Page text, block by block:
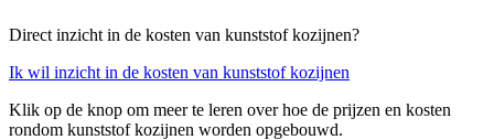
Direct inzicht in de kosten van kunststof kozijnen?
Ik wil inzicht in de kosten van kunststof kozijnen
Klik op de knop om meer te leren over hoe de prijzen en kosten
rondom kunststof kozijnen worden opgebouwd.